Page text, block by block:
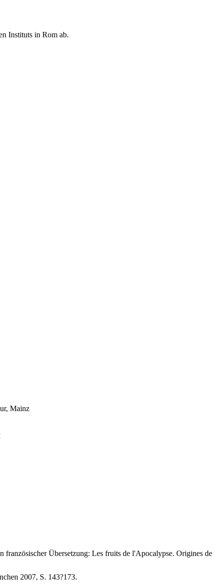
Instituts in Rom ab.
Mainz
Übersetzung: Les fruits de l'Apocalypse. Origines de
2007, S. 143?173.